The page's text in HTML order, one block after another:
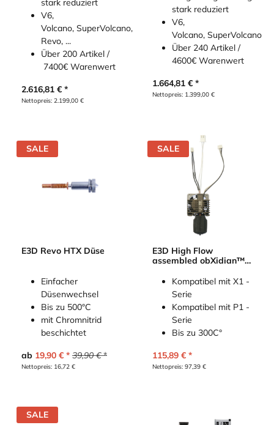
stark reduziert
V6,
Volcano, SuperVolcano,
Revo, ...
Über 200 Artikel /
7400€ Warenwert
2.616,81 €
Nettopreis: 2.199,00 €
stark reduziert
V6,
Volcano, SuperVolcano
Über 240 Artikel /
4600€ Warenwert
1.664,81€
Nettopreis: 1.399,00€
SALE
E3D Revo HTX Düse
Einfacher
Düsenwechsel
Bis zu 500°C
mit Chromnitrid
beschichtet
ab 19,90 € 39,90€
Nettopreis: 16,72 €
SALE
E3D High Flow
assembled obXidian™
X1 / P1S / P1P
Kompatibel mit X1 -
Serie
Kompatibel mit P1 -
Serie
Bis zu 300C°
115,89€
Nettopreis: 97,39€
SALE